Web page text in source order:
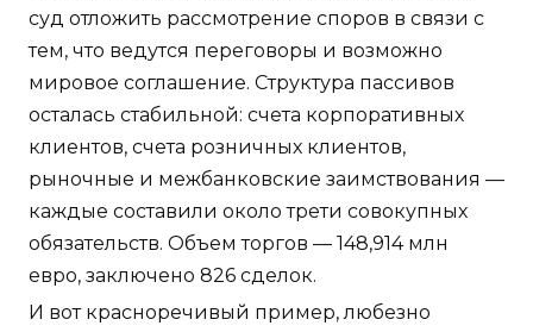
суд отложить рассмотрение споров в связи с
тем, что ведутся переговоры и возможно
мировое соглашение. Структура пассивов
осталась стабильной: счета корпоративных
клиентов, счета розничных клиентов,
рыночные и межбанковские заимствования —
каждые составили около трети совокупных
обязательств. Объем торгов — 148,914 млн
евро, заключено 826 сделок.
И вот красноречивый пример, любезно